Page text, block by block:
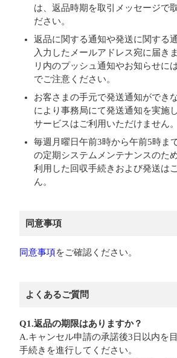
は、返品時期を取引メッセージで
ださい。
返品に関する通知や発送に関する
入力したメールアドレス宛に届き
リ内のプッシュ通知やお知らせに
でご注意ください。
お客さまの手元で発送通知ができ
により事務局にて発送通知を実施
サービスはご利用いただけません。
毎週月曜日午前3時から午前5時ま
の定期システムメンテナンスのた
利用した回収手続きおよび発送は
ん。
同意事項
同意事項をご確認ください。
よくあるご質問
Q1.返品の期限はありますか？
A.キャンセル申請の承諾後3日以内を
手続きを進行してください。